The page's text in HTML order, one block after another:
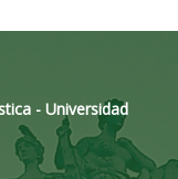
- Universidad